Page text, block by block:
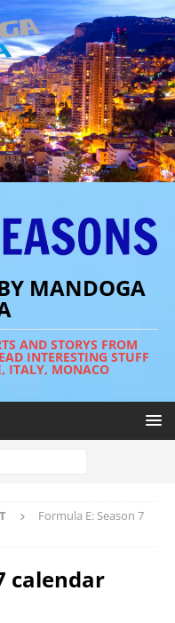
MANDOGA
AND STORYS FROM
INTERESTING STUFF
ITALY, MONACO
Formula E: Season 7
calendar